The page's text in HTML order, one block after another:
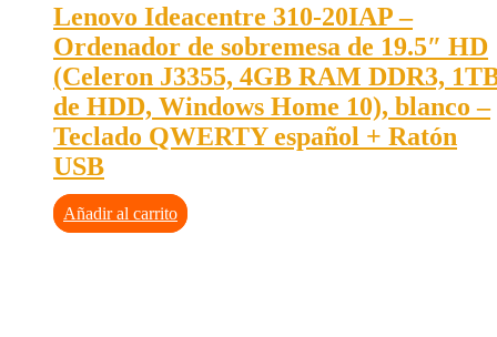
Lenovo Ideacentre 310-20IAP –
Ordenador de sobremesa de 19.5″ HD
(Celeron J3355, 4GB RAM DDR3,
de HDD, Windows Home 10), blanco –
Teclado QWERTY español + Ratón
USB
Añadir al carrito